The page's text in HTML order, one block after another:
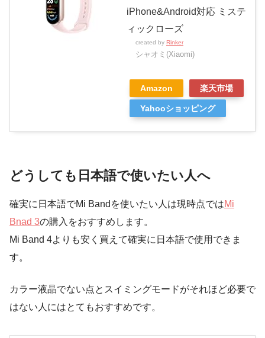
iPhone&Android対応 ミステ
ィックローズ
created by Rinker
シャオミ(Xiaomi)
Amazon 楽天市場
Yahooショッピング
どうしても日本語で使いたい人へ
確実に日本語でMi Bandを使いたい人は現時点ではMi
Bnad 3の購入をおすすめします。
Mi Band 4よりも安く買えて確実に日本語で使用できま
す。
カラー液晶でない点とスイミングモードがそれほど必要で
はない人にはとてもおすすめです。